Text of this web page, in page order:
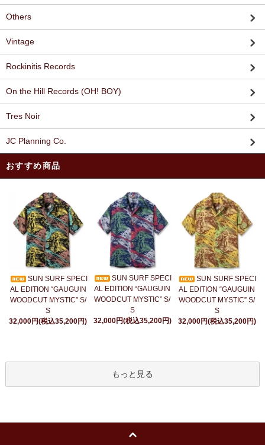
Others
Vintage
Rockinitis Records
On the Hill Records (OH! BOY)
Tres Noir
JC Planning Co.
おすすめ商品
SUN SURF SPECI
AL EDITION “GAUGUIN
WOODCUT MYSTIC” S/
S
32,000円(税込35,200円)
SUN SURF SPECI
AL EDITION “GAUGUIN
WOODCUT MYSTIC” S/
S
32,000円(税込35,200円)
SUN SURF SPECI
AL EDITION “GAUGUIN
WOODCUT MYSTIC” S/
S
32,000円(税込35,200円)
もっと見る